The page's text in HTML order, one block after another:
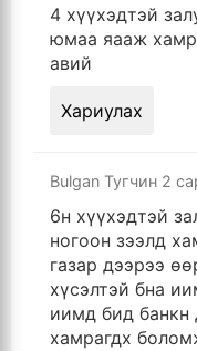
4 хүүхэдтэй
юмаа яааж
авий
Хариулах
Bulgan Тугчин 2
6н хүүхэдтэй
ногоон зээлд
газар дээрээ
хүсэлтэй бна
иимд бид банкн
хамрагдх